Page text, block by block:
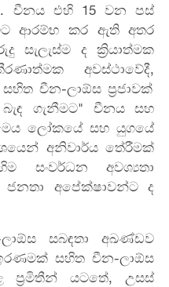
චීනය එහි15වන පස්
ආරම්භ කර ඇති අතර
සැලැස්ම ද
ක්‍රියාත්මක
අවස්ථාවේදී,
චීන-ලාඕස ප්‍රජාවක්
බැඳ ගැනීමට" චීනය
සහ
ලෝකයේ සහ යුගයේ
අනිවාර්ය තේරීමක්
සංවර්ධන
අවශ්‍යතා
ජනතා අපේක්ෂාවන්ටද
ලාඕස සබඳතා
අඛණ්ඩව
සහිත චීන-ලාඕස
ප්‍රමිතීන් යටතේ,උසස්